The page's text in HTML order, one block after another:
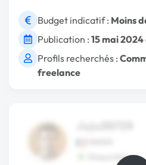
Budget indicatif : Moins
Publication : 15 mai 2024
Profils recherchés :
freelance